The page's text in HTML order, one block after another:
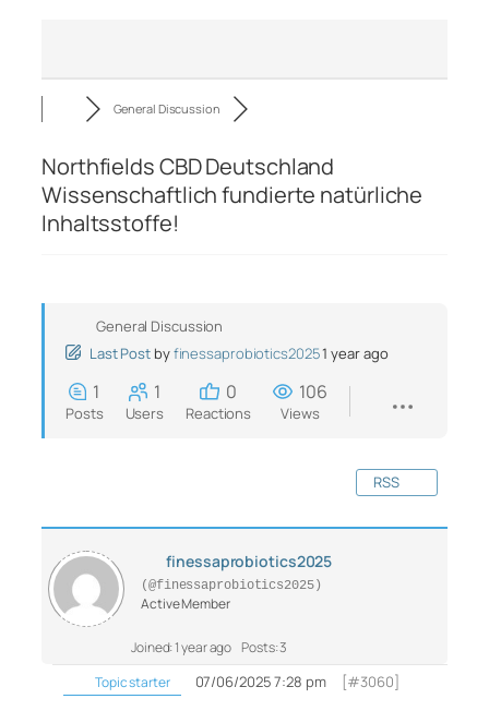
General Discussion
Northfields CBD Deutschland
Wissenschaftlich fundierte natürliche
Inhaltsstoffe!
General Discussion
Last Post byfinessaprobiotics20251 year ago
1
Posts
1
Users
0
Reactions
106
Views
RSS
finessaprobiotics2025
(@finessaprobiotics2025)
Active Member
Joined: 1 year ago Posts: 3
Topic starter
07/06/2025 7:28 pm [#3060]